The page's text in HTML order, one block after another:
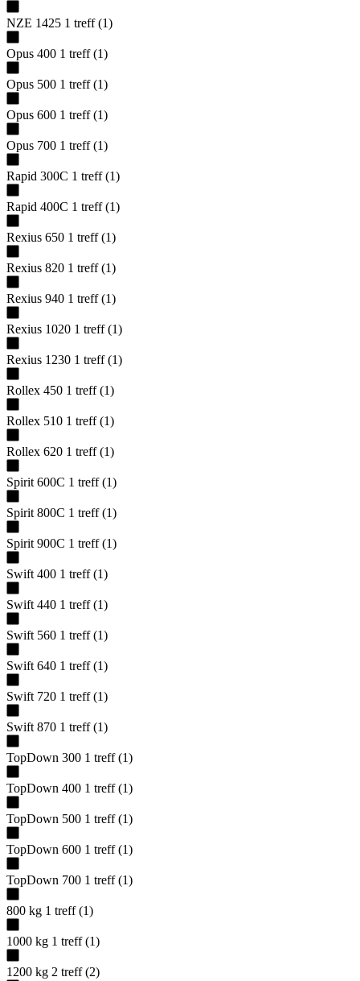
NZE 1425 1 treff (1)
Opus 400 1 treff (1)
Opus 500 1 treff (1)
Opus 600 1 treff (1)
Opus 700 1 treff (1)
Rapid 300C 1 treff (1)
Rapid 400C 1 treff (1)
Rexius 650 1 treff (1)
Rexius 820 1 treff (1)
Rexius 940 1 treff (1)
Rexius 1020 1 treff (1)
Rexius 1230 1 treff (1)
Rollex 450 1 treff (1)
Rollex 510 1 treff (1)
Rollex 620 1 treff (1)
Spirit 600C 1 treff (1)
Spirit 800C 1 treff (1)
Spirit 900C 1 treff (1)
Swift 400 1 treff (1)
Swift 440 1 treff (1)
Swift 560 1 treff (1)
Swift 640 1 treff (1)
Swift 720 1 treff (1)
Swift 870 1 treff (1)
TopDown 300 1 treff (1)
TopDown 400 1 treff (1)
TopDown 500 1 treff (1)
TopDown 600 1 treff (1)
TopDown 700 1 treff (1)
800 kg 1 treff (1)
1000 kg 1 treff (1)
1200 kg 2 treff (2)